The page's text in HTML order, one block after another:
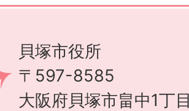
貝塚市役所
〒597-8585
大阪府貝塚市畠中1丁